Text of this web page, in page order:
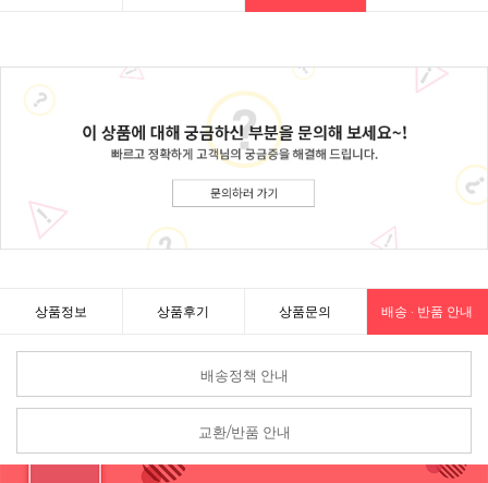
상품정보 상품후기 상품문의 배송 · 반품 안내
배송정책 안내
교환/반품 안내